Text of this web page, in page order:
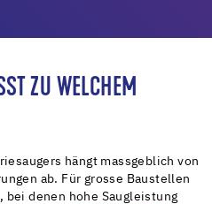
ZU WELCHEM
hängt massgeblich von
ab. Für grosse Baustellen
bei denen hohe Saugleistung